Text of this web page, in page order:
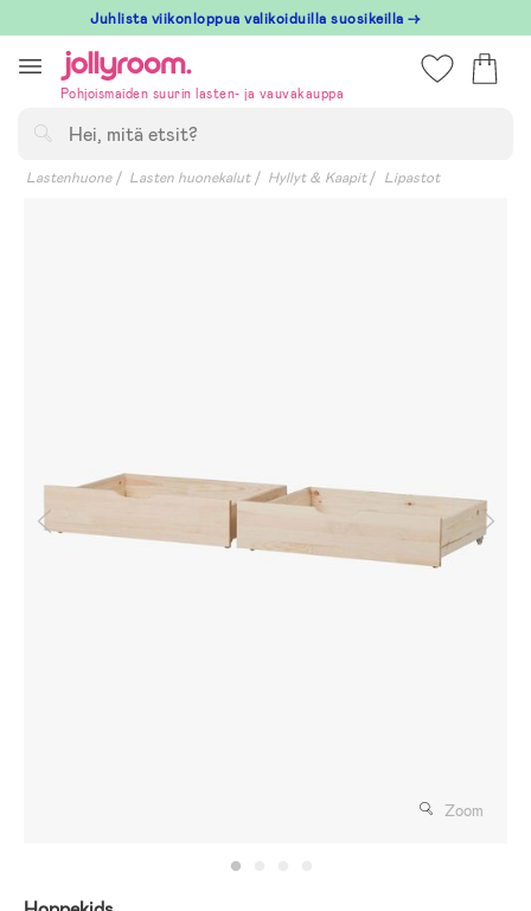
till
innehållet
Juhlista viikonloppua valikoiduilla suosikeilla →
Pohjoismaiden suurin lasten- ja vauvakauppa
Lastenhuone Lasten huonekalut Hyllyt & Kaapit Lipastot
Zoom